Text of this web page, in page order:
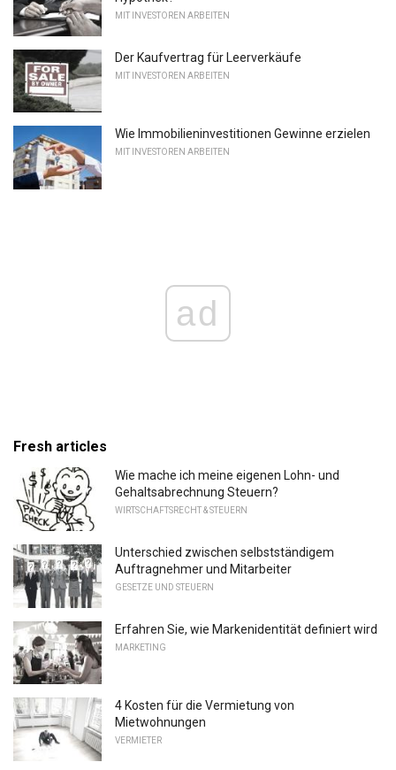
MIT INVESTOREN ARBEITEN
Der Kaufvertrag für Leerverkäufe
MIT INVESTOREN ARBEITEN
Wie Immobilieninvestitionen Gewinne erzielen
MIT INVESTOREN ARBEITEN
ad
Fresh articles
Wie mache ich meine eigenen Lohn- und
Gehaltsabrechnung Steuern?
WIRTSCHAFTSRECHT & STEUERN
Unterschied zwischen selbstständigem
Auftragnehmer und Mitarbeiter
GESETZE UND STEUERN
Erfahren Sie, wie Markenidentität definiert wird
MARKETING
4 Kosten für die Vermietung von
Mietwohnungen
VERMIETER